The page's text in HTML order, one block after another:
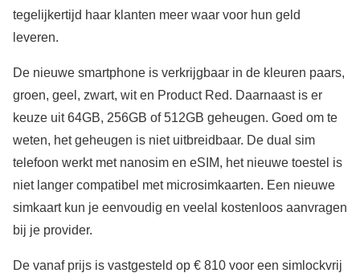
tegelijkertijd haar klanten meer waar voor hun geld
leveren.
De nieuwe smartphone is verkrijgbaar in de kleuren paars,
groen, geel, zwart, wit en Product Red. Daarnaast is er
keuze uit 64GB, 256GB of 512GB geheugen. Goed om te
weten, het geheugen is niet uitbreidbaar. De dual sim
telefoon werkt met nanosim en eSIM, het nieuwe toestel is
niet langer compatibel met microsimkaarten. Een nieuwe
simkaart kun je eenvoudig en veelal kostenloos aanvragen
bij je provider.
De vanaf prijs is vastgesteld op € 810 voor een simlockvrij